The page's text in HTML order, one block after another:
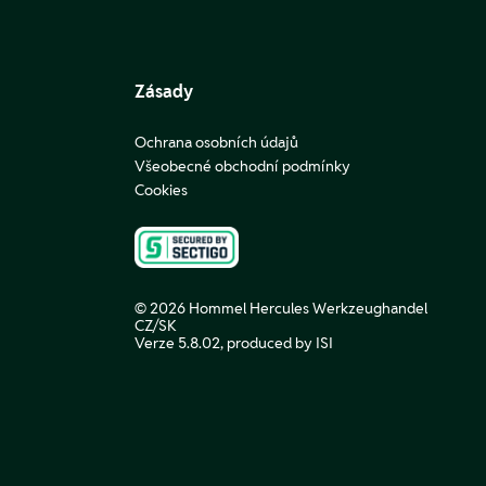
Zásady
Ochrana osobních údajů
Všeobecné obchodní podmínky
Cookies
© 2026 Hommel Hercules Werkzeughandel
CZ/SK
Verze 5.8.02, produced by ISI